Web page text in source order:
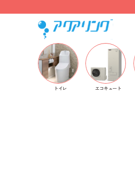
トイレ エコキュート
ホーム> >TOTO